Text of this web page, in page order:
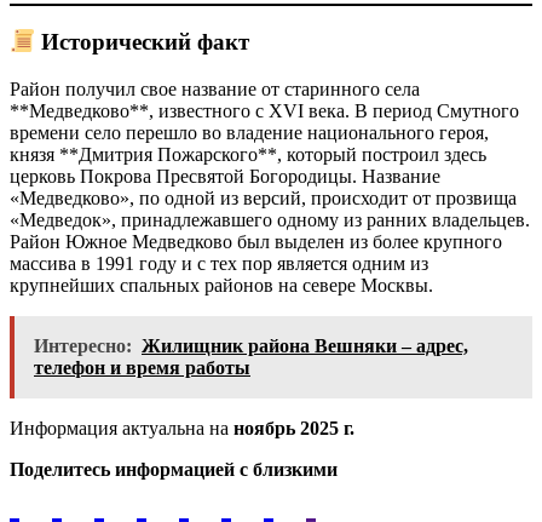
Исторический факт
Район получил свое название от старинного села
**Медведково**, известного с XVI века. В период Смутного
времени село перешло во владение национального героя,
князя **Дмитрия Пожарского**, который построил здесь
церковь Покрова Пресвятой Богородицы. Название
«Медведково», по одной из версий, происходит от прозвища
«Медведок», принадлежавшего одному из ранних владельцев.
Район Южное Медведково был выделен из более крупного
массива в 1991 году и с тех пор является одним из
крупнейших спальных районов на севере Москвы.
Интересно: Жилищник района Вешняки – адрес,
телефон и время работы
Информация актуальна на ноябрь 2025 г.
Поделитесь информацией с близкими